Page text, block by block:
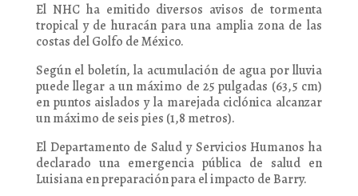
El NHC ha emitido diversos avisos de tormenta
tropical y de huracán para una amplia zona de las
costas del Golfo de México.
Según el boletín, la acumulación de agua por lluvia
puede llegar a un máximo de 25 pulgadas (63,5 cm)
en puntos aislados y la marejada ciclónica alcanzar
un máximo de seis pies (1,8 metros).
El Departamento de Salud y Servicios Humanos ha
declarado una emergencia pública de salud en
Luisiana en preparación para el impacto de Barry.